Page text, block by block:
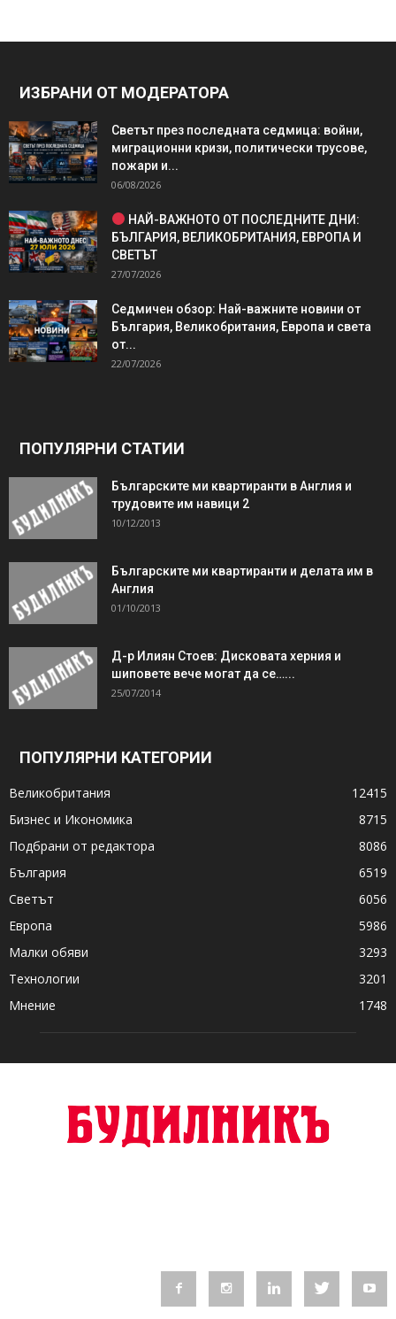
ИЗБРАНИ ОТ МОДЕРАТОРА
Светът през последната седмица: войни,
миграционни кризи, политически трусове,
пожари и...
06/08/2026
НАЙ-ВАЖНОТО ОТ ПОСЛЕДНИТЕ ДНИ:
БЪЛГАРИЯ, ВЕЛИКОБРИТАНИЯ, ЕВРОПА И
СВЕТЪТ
27/07/2026
Седмичен обзор: Най-важните новини от
България, Великобритания, Европа и света
от...
22/07/2026
ПОПУЛЯРНИ СТАТИИ
Българските ми квартиранти в Англия и
трудовите им навици 2
10/12/2013
Българските ми квартиранти и делата им в
Англия
01/10/2013
Д-р Илиян Стоев: Дисковата херния и
шиповете вече могат да се…...
25/07/2014
ПОПУЛЯРНИ КАТЕГОРИИ
Великобритания
12415
Бизнес и Икономика
8715
Подбрани от редактора
8086
България
6519
Светът
6056
Европа
5986
Малки обяви
3293
Технологии
3201
Мнение
1748